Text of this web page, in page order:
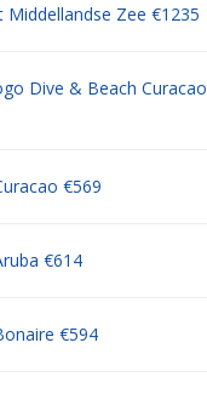
Middellandse Zee €1235
Dive & Beach Curacao
€569
€614
€594